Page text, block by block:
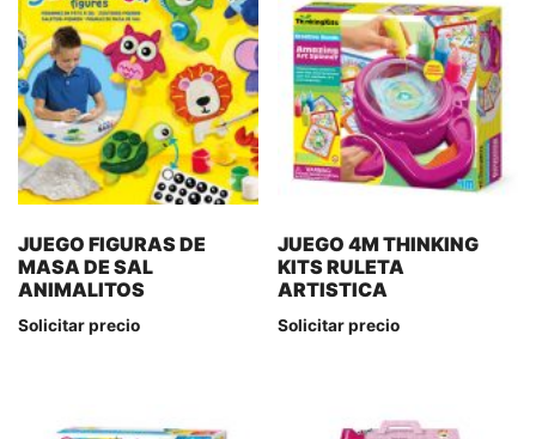
JUEGO FIGURAS DE
MASA DE SAL
ANIMALITOS
Solicitar precio
JUEGO 4M THINKING
KITS RULETA
ARTISTICA
Solicitar precio